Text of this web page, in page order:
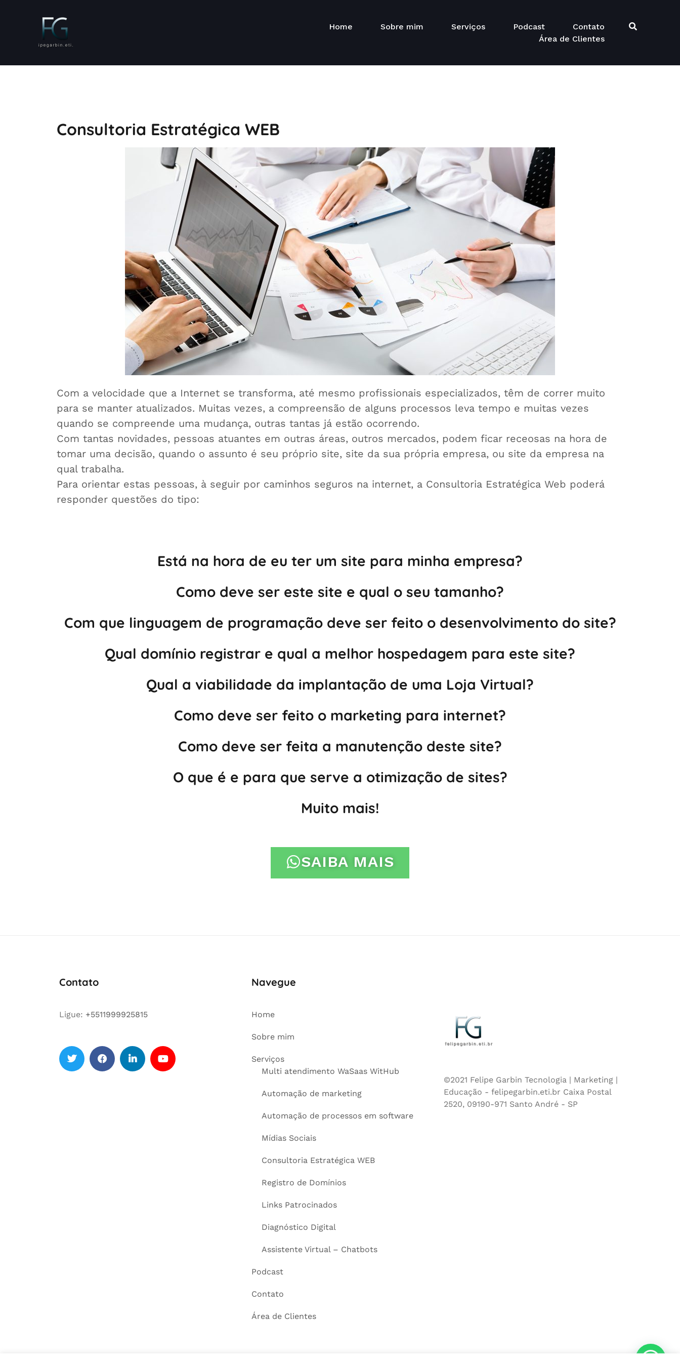
Home Sobre mim Serviços Podcast
Contato
Área de Clientes
Consultoria Estratégica WEB
Com a velocidade que a Internet se transforma, até mesmo profissionais especializados, têm de correr muito
para se manter atualizados. Muitas vezes, a compreensão de alguns processos leva tempo e muitas vezes
quando se compreende uma mudança, outras tantas já estão ocorrendo.
Com tantas novidades, pessoas atuantes em outras áreas, outros mercados, podem ficar receosas na hora de
tomar uma decisão, quando o assunto é seu próprio site, site da sua própria empresa, ou site da empresa na
qual trabalha.
Para orientar estas pessoas, à seguir por caminhos seguros na internet, a Consultoria Estratégica Web poderá
responder questões do tipo:
Está na hora de eu ter um site para minha empresa?
Como deve ser este site e qual o seu tamanho?
Com que linguagem de programação deve ser feito o desenvolvimento do site?
Qual domínio registrar e qual a melhor hospedagem para este site?
Qual a viabilidade da implantação de uma Loja Virtual?
Como deve ser feito o marketing para internet?
Como deve ser feita a manutenção deste site?
O que é e para que serve a otimização de sites?
Muito mais!
SAIBA MAIS
Contato
Ligue: +5511999925815
Navegue
Home
Sobre mim
Serviços
Multi atendimento WaSaas WitHub
Automação de marketing
Automação de processos em software
Mídias Sociais
Consultoria Estratégica WEB
Registro de Domínios
Links Patrocinados
Diagnóstico Digital
Assistente Virtual – Chatbots
Podcast
Contato
Área de Clientes
©2021 Felipe Garbin Tecnologia | Marketing |
Educação - felipegarbin.eti.br Caixa Postal
2520, 09190-971 Santo André - SP